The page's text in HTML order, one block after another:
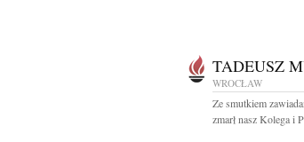
TADEUSZ
WROCŁAW
Ze smutkiem
zmarł nasz Kolega i